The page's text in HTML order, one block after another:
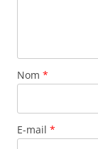
Nom *
E-mail *